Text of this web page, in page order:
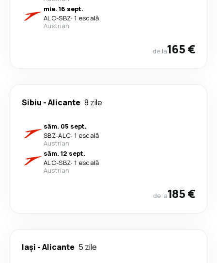
mie. 16 sept.
ALC-SBZ· 1 escală
Austrian
de la165 €
Sibiu -Alicante 8 zile
sâm. 05 sept.
SBZ-ALC· 1 escală
Austrian
sâm. 12 sept.
ALC-SBZ· 1 escală
Austrian
de la185 €
Iași -Alicante 5 zile